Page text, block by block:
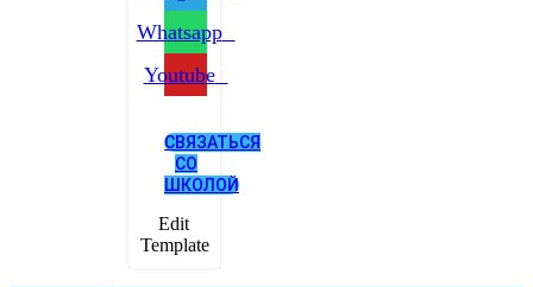
Whatsapp
Youtube
СВЯЗАТЬСЯ
СО
ШКОЛОЙ
Edit
Template